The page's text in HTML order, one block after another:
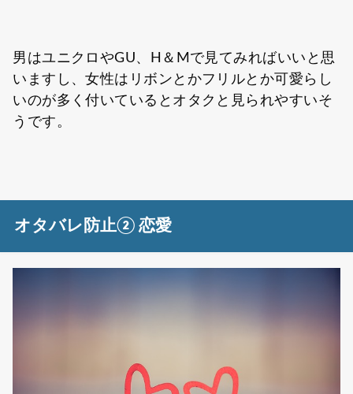
男はユニクロやGU、H＆Mで見てみればいいと思
いますし、女性はリボンとかフリルとか可愛らし
いのが多く付いているとオタクと見られやすいそ
うです。
オタバレ防止② 恋愛